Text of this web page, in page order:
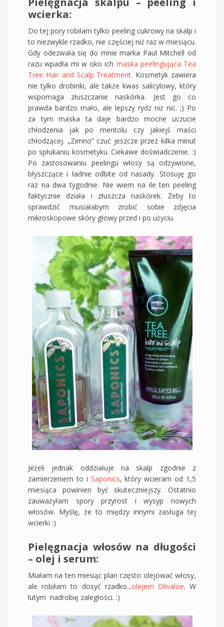
wcierka:
Do tej pory robiłam tylko peeling cukrowy na skalp i
to niezwykle rzadko, nie częściej niż raz w miesiącu.
Gdy odezwała się do mnie marka Paul Mitchell od
razu wpadła mi w oko ich maska peelingująca Tea
Tree Hair and Scalp Treatment. Kosmetyk zawiera
nie tylko drobinki, ale także kwas salicylowy, który
wspomaga złuszczanie naskórka. Jest go co
prawda bardzo mało, ale lepszy rydz niż nic. ;) Po
za tym maska ta daje bardzo mocne uczucie
chłodzenia jak po mentolu czy jakiejś maści
chłodzącej. „Zimno” czuć jeszcze przez kilka minut
po spłukaniu kosmetyku. Ciekawe doświadczenie. :)
Po zastosowaniu peelingu włosy są odżywione,
błyszczące i ładnie odbite od nasady. Stosuję go
raz na dwa tygodnie. Nie wiem na ile ten peeling
faktycznie działa i złuszcza naskórek. Żeby to
sprawdzić musiałabym zrobić sobie zdjęcia
mikroskopowe skóry głowy przed i po użyciu.
Jeżeli jednak oddziałuje na skalp zgodnie z
zamierzeniem to i Saponics, który wcieram od 1,5
miesiąca powinien być skuteczniejszy. Ostatnio
zauważyłam spory przyrost i wysyp nowych
włosów. Myślę, że to między innymi zasługa tej
wcierki :)
Pielęgnacja włosów na długości
– olej i serum:
Miałam na ten miesiąc plan często olejować włosy,
ale robiłam to dosyć rzadko...olejem Olivaloe. W
lutym nadrobię zaległości. :)